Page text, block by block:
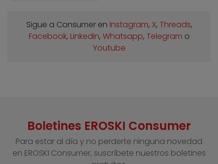
Sigue a Consumer en Instagram, X, Threads,
Facebook, Linkedin, Whatsapp, Telegram o
Youtube
Boletines EROSKI Consumer
Para estar al día y no perderte ninguna novedad
en EROSKI Consumer, suscríbete nuestros boletines